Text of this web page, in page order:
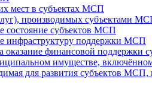
мест в субъектах МСП
производимых субъектами
состояние субъектов МСП
инфраструктуру поддержки МСП
оказание финансовой
имуществе,
для развития субъектов